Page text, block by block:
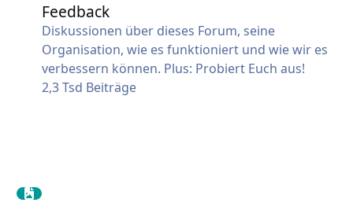
Feedback
Diskussionen über dieses Forum, seine
Organisation, wie es funktioniert und wie wir es
verbessern können. Plus: Probiert Euch aus!
2,3 Tsd Beiträge